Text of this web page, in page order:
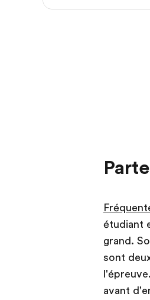
étudiant
grand.
sont
avant